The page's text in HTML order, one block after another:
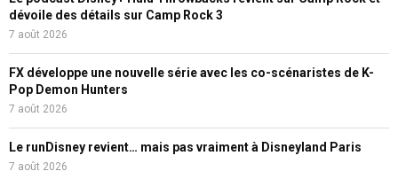
dévoile des détails sur Camp Rock 3
7 août 2026
FX développe une nouvelle série avec les co-scénaristes de K-
Pop Demon Hunters
7 août 2026
Le runDisney revient… mais pas vraiment à Disneyland Paris
7 août 2026